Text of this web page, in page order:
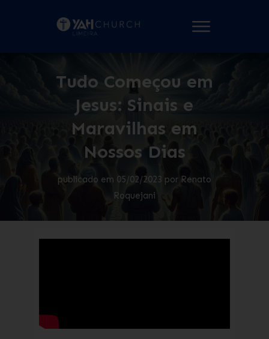
Tudo Começou em
Jesus: Sinais e
Maravilhas em
Nossos Dias
publicado em 05/02/2023 por Renato
Roquejani